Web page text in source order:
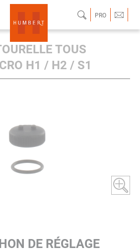
PRO
TOUS
H1 / H2 / S1
DE RÉGLAGE